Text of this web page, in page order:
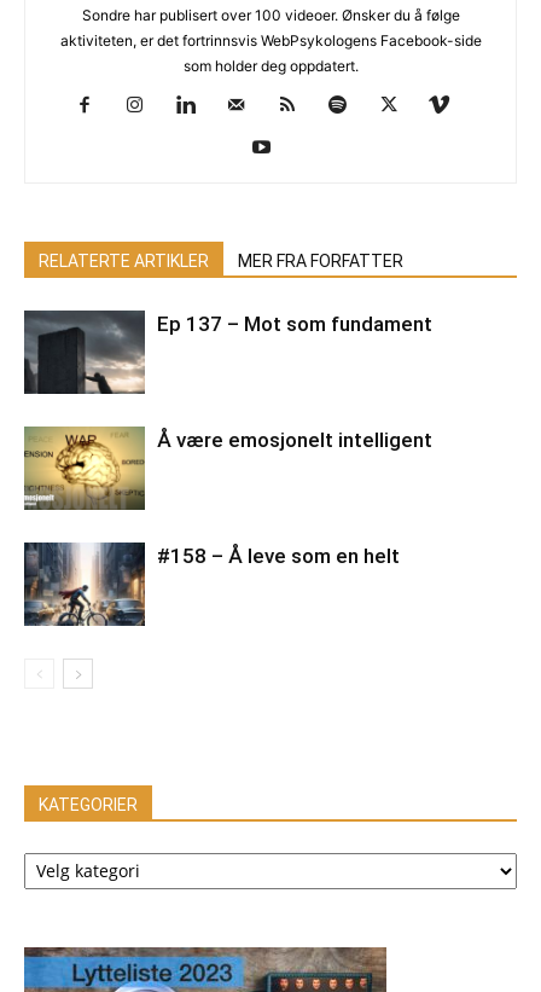
Sondre har publisert over 100 videoer. Ønsker du å følge
aktiviteten, er det fortrinnsvis WebPsykologens Facebook-side
som holder deg oppdatert.
RELATERTE ARTIKLER MER FRA FORFATTER
Ep 137 – Mot som fundament
Å være emosjonelt intelligent
#158 – Å leve som en helt
KATEGORIER
KATEGORIER